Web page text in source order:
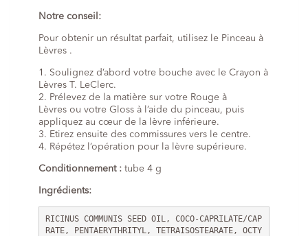
Notre conseil:
Pour obtenir un résultat parfait, utilisez le Pinceau à
Lèvres .
1. Soulignez d’abord votre bouche avec le Crayon à
Lèvres T. LeClerc.
2. Prélevez de la matière sur votre Rouge à
Lèvres ou votre Gloss à l’aide du pinceau, puis
appliquez au cœur de la lèvre inférieure.
3. Etirez ensuite des commissures vers le centre.
4. Répétez l’opération pour la lèvre supérieure.
Conditionnement : tube 4 g
Ingrédients:
RICINUS COMMUNIS SEED OIL, COCO-CAPRILATE/CAP
RATE, PENTAERYTHRITYL, TETRAISOSTEARATE, OCTY